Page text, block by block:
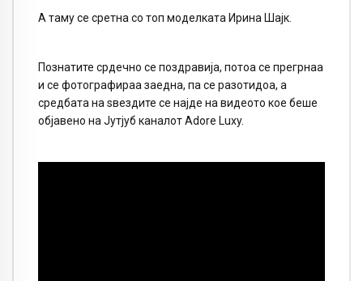
А таму се сретна со топ моделката Ирина Шајк.
Познатите срдечно се поздравија, потоа се прегрнаа
и се фотографираа заедна, па се разотидоа, а
средбата на ѕвездите се најде на видеото кое беше
објавено на Јутјуб каналот Adore Luxy.